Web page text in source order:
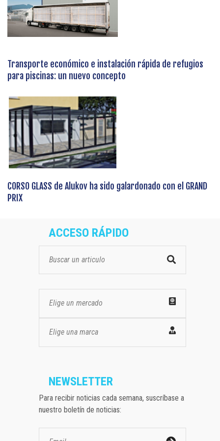
Transporte económico e instalación rápida de refugios
para piscinas: un nuevo concepto
CORSO GLASS de Alukov ha sido galardonado con el GRAND
PRIX
ACCESO RÁPIDO
Elige un mercado
Elige una marca
NEWSLETTER
Para recibir noticias cada semana, suscríbase a
nuestro boletín de noticias: